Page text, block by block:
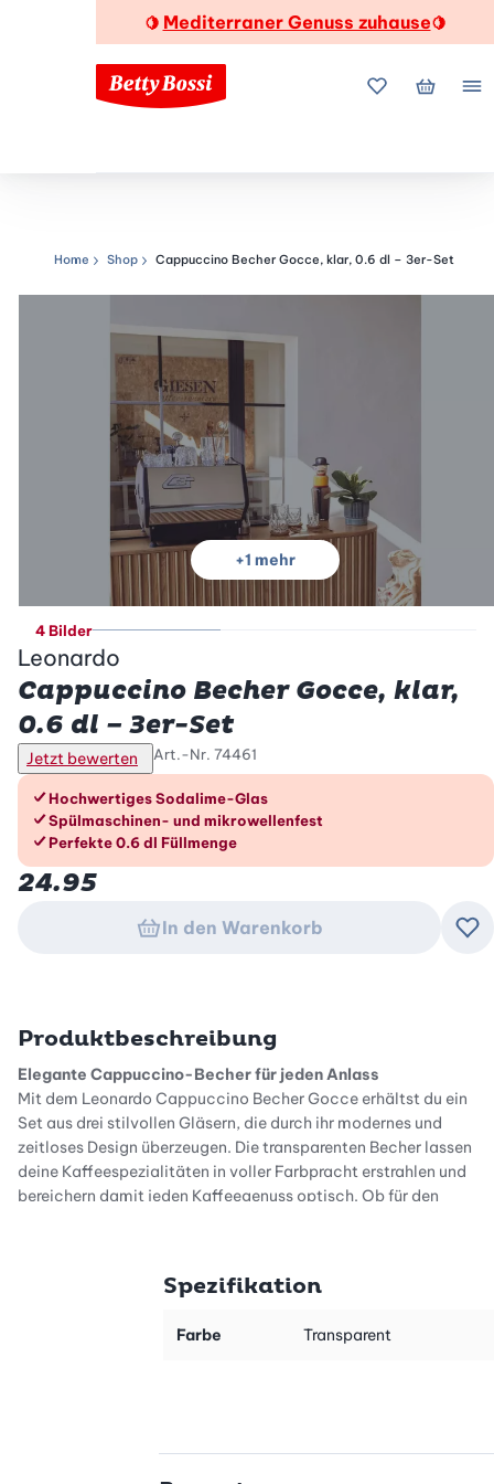
🍋 Mediterraner Genuss zuhause🍋
MeineMein
Navigationspfad
Home Shop Cappuccino Becher Gocce, klar, 0.6 dl – 3er-Set
+1 mehr
4 Bilder
Leonardo
Cappuccino Becher Gocce, klar,
0.6 dl – 3er-Set
Jetzt bewerten Art.-Nr. 74461
Die Vorteile im Überblick
Hochwertiges Sodalime-Glas
Spülmaschinen- und mikrowellenfest
Perfekte 0.6 dl Füllmenge
24.95
In den Warenkorb
Produktbeschreibung
Elegante Cappuccino-Becher für jeden Anlass
Mit dem Leonardo Cappuccino Becher Gocce erhältst du ein
Set aus drei stilvollen Gläsern, die durch ihr modernes und
zeitloses Design überzeugen. Die transparenten Becher lassen
deine Kaffeespezialitäten in voller Farbpracht erstrahlen und
bereichern damit jeden Kaffeegenuss optisch. Ob für den
Gefertigt aus robustem Sodalime-Glas, bietet dir dieses Set
Getränk besonders einladend, während die beigelegten
Spezifikation
Farbe Transparent